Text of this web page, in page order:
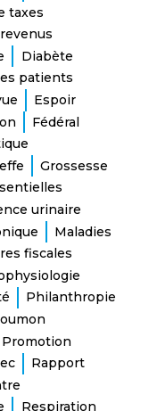
taxes
Diabète
patients
Espoir
Fédéral
Grossesse
urinaire
Maladies
fiscales
Philanthropie
Promotion
Rapport
Respiration